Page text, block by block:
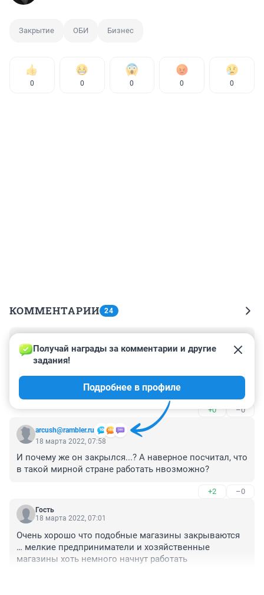
Закрытие ОБИ Бизнес
0 0 0 0 0
КОММЕНТАРИИ 24
18 марта 2022, 16:06
Хорошо, что закрылся и пусть не открываются у нас
больше.
Внаглую цены подняли за 3 дня на товары, которые
годами пылятся, ценники даже выцвели. Наживаются
под шумок.
+0 –0
arcush@rambler.ru
Получай награды за комментарии и другие
задания!
Подробнее в профиле
18 марта 2022, 07:58
И почему же он закрылся...? А наверное посчитал, что
в такой мирной стране работать нвозможно?
+2 –0
Гость
18 марта 2022, 07:01
Очень хорошо что подобные магазины закрываются
… мелкие предприниматели и хозяйственные
магазины хоть немного начнут работать